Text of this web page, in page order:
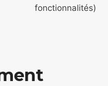
fonctionnalités)